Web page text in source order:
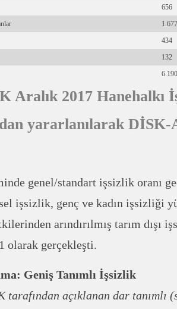
656
1.677
434
132
6.190
Aralık 2017 Hanehalkı
yararlanılarak DİSK-
genel/standart işsizlik oranı
işsizlik, genç ve kadın işsizliği
arındırılmış tarım dışı
olarak gerçekleşti.
Geniş Tanımlı İşsizlik
açıklanan dar tanımlı